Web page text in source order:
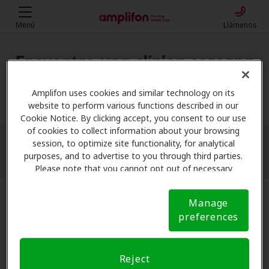
Amplifon uses cookies and similar technology on its
website to perform various functions described in our
Cookie Notice. By clicking accept, you consent to our use
of cookies to collect information about your browsing
session, to optimize site functionality, for analytical
purposes, and to advertise to you through third parties.
Please note that you cannot opt out of necessary
Notice (link here below). If you are using an opt-out
preference signal, we will honor that signal. Cookie
Manage
preferences
Reject
Menú Llámenos
Encuentre una clínica cercana
Mi ubicación
More filters